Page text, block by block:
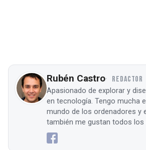
Rubén Castro REDACTOR
Apasionado de explorar y
en tecnología. Tengo mucha
mundo de los ordenadores y
también me gustan todos los